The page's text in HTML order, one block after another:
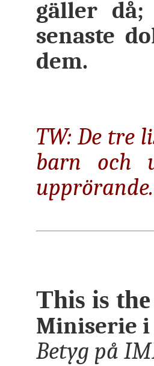
gäller då;
senaste
dem.
TW: De tre
barn och
This is
Miniserie i
Betyg på